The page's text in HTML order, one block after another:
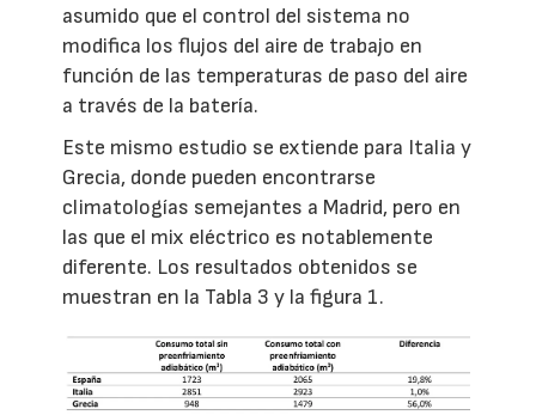
asumido que el control del sistema no
modifica los flujos del aire de trabajo en
función de las temperaturas de paso del aire
a través de la batería.
Este mismo estudio se extiende para Italia y
Grecia, donde pueden encontrarse
climatologías semejantes a Madrid, pero en
las que el mix eléctrico es notablemente
diferente. Los resultados obtenidos se
muestran en la Tabla 3 y la figura 1.